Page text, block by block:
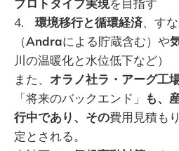
プロトタイプ実現を目指す
4. 環境移行と循環経済、す
（Andraによる貯蔵含む）や
川の温暖化と水位低下など）
また、 オラノ社ラ・アーグ工
「将来のバックエンド」
も、
行中であり、その費用見積も
定とされる。